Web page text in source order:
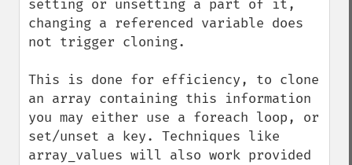
setting or unsetting a part of it,
changing a referenced variable does
not trigger cloning.
This is done for efficiency, to clone
an array containing this information
you may either use a foreach loop, or
set/unset a key. Techniques like
array_values will also work provided